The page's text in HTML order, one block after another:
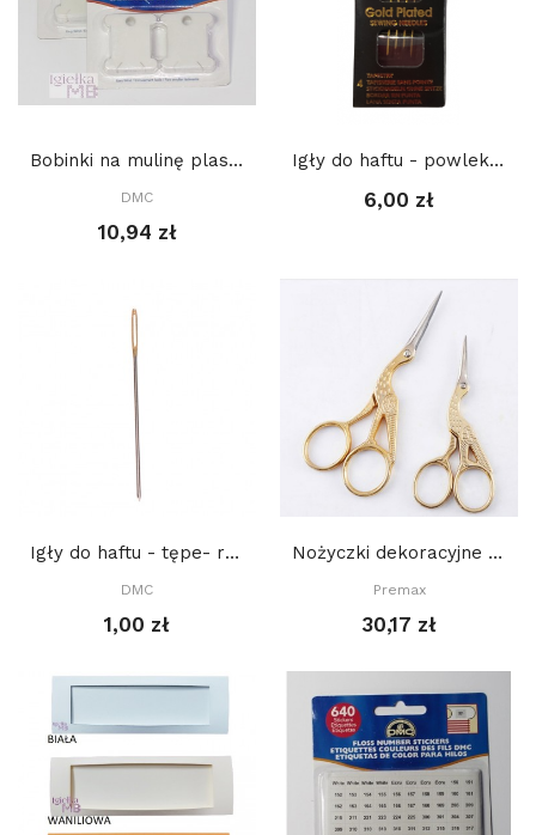
Bobinki na mulinę plastikowe 28 szt, DMC
DMC
10,94 zł
Igły do haftu - powlekane złotem Tapestry, -...
6,00 zł
Igły do haftu - tępe- rozm. 28
DMC
1,00 zł
Nożyczki dekoracyjne żuraw - małe 9 cm
Premax
30,17 zł